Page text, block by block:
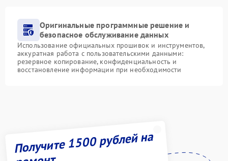
Оригинальные программные решение и
безопасное обслуживание данных
Использование официальных прошивок и инструментов,
аккуратная работа с пользовательскими данными:
резервное копирование, конфиденциальность и
восстановление информации при необходимости
Получите 1500 рублей на